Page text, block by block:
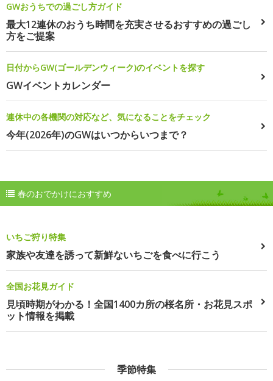
GWおうちでの過ごし方ガイド
最大12連休のおうち時間を充実させるおすすめの過ごし
方をご提案
日付からGW(ゴールデンウィーク)のイベントを探す
GWイベントカレンダー
連休中の各機関の対応など、気になることをチェック
今年(2026年)のGWはいつからいつまで？
春のおでかけにおすすめ
いちご狩り特集
家族や友達を誘って新鮮ないちごを食べに行こう
全国お花見ガイド
見頃時期がわかる！全国1400カ所の桜名所・お花見スポ
ット情報を掲載
季節特集